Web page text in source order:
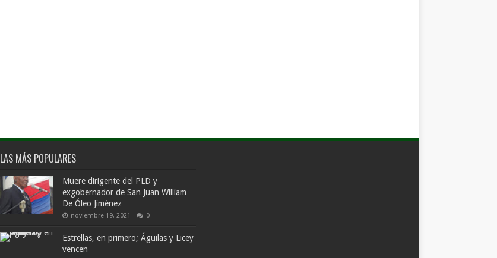
LAS MÁS POPULARES
Muere dirigente del PLD y
exgobernador de San Juan William
De Óleo Jiménez
noviembre 19, 2021 0
Estrellas, en primero; Águilas y Licey
vencen